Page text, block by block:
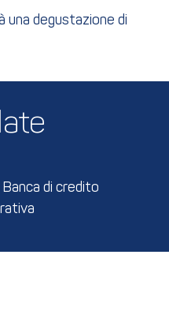
una degustazione di
Banca di credito